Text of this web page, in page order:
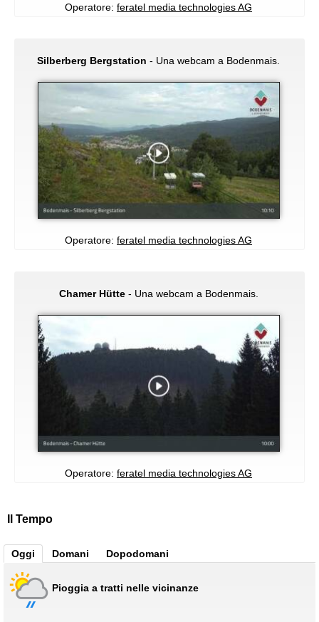
Operatore: feratel media technologies AG
Silberberg Bergstation - Una webcam a Bodenmais.
Operatore: feratel media technologies AG
Chamer Hütte- Una webcam a Bodenmais.
Operatore: feratel media technologies AG
Il Tempo
Oggi Domani Dopodomani
Pioggia a tratti nelle vicinanze